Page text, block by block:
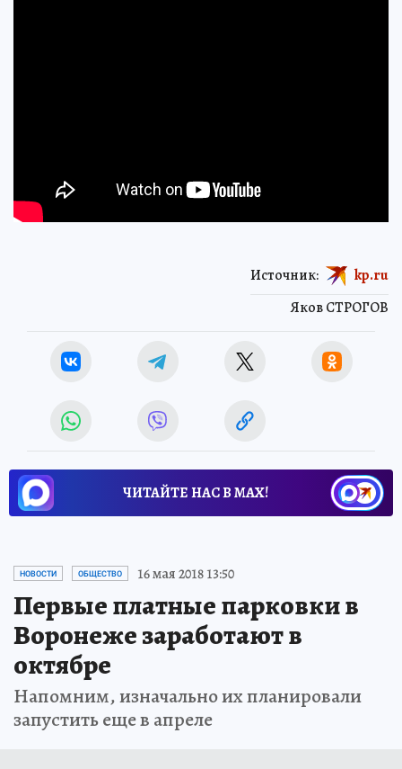
Яков СТРОГОВ
Источник: kp.ru
ЧИТАЙТЕ НАС В МАХ!
НОВОСТИ ОБЩЕСТВО 16 мая 2018 13:50
Первые платные парковки в
Воронеже заработают в
октябре
Напомним, изначально их планировали
запустить еще в апреле